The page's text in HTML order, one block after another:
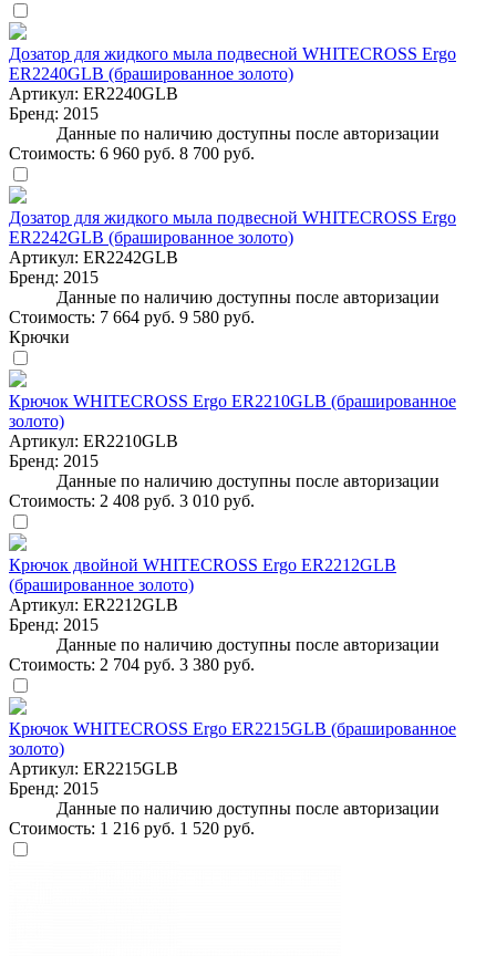
Дозатор для жидкого мыла подвесной WHITECROSS Ergo
ER2240GLB (брашированное золото)
Артикул: ER2240GLB
Бренд: 2015
Данные по наличию доступны после авторизации
Стоимость: 6 960 руб. 8 700 руб.
Дозатор для жидкого мыла подвесной WHITECROSS Ergo
ER2242GLB (брашированное золото)
Артикул: ER2242GLB
Бренд: 2015
Данные по наличию доступны после авторизации
Стоимость: 7 664 руб. 9 580 руб.
Крючки
Крючок WHITECROSS Ergo ER2210GLB (брашированное
золото)
Артикул: ER2210GLB
Бренд: 2015
Данные по наличию доступны после авторизации
Стоимость: 2 408 руб. 3 010 руб.
Крючок двойной WHITECROSS Ergo ER2212GLB
(брашированное золото)
Артикул: ER2212GLB
Бренд: 2015
Данные по наличию доступны после авторизации
Стоимость: 2 704 руб. 3 380 руб.
Крючок WHITECROSS Ergo ER2215GLB (брашированное
золото)
Артикул: ER2215GLB
Бренд: 2015
Данные по наличию доступны после авторизации
Стоимость: 1 216 руб. 1 520 руб.